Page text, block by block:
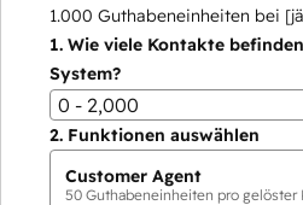
1.000 Guthabeneinheiten bei
1. Wie viele Kontakte
System?
0 - 2,000
2. Funktionen auswählen
Customer Agent
50 Guthabeneinheiten pro gelöster